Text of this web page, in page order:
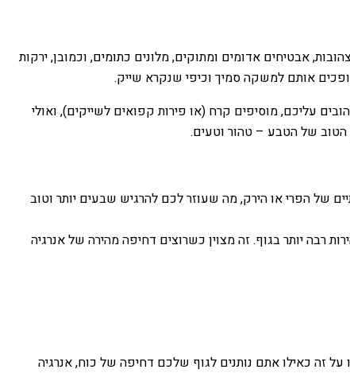
אבטיחים אדומים ומתוקים, מלונים כתומים, וכמובן, ירקות
אותם למשקה סמיך וכיפי שנקרא שייק.
עליכם, מוסיפים קרח (או פירות קפואים לשייקים), ואולי
הטוב של הטבע – טהור וטעים.
של הפרי או הירק, מה שעוזר לכם להרגיש שבעים יותר וטוב
רבה יותר בגוף. זה מצוין כשרוצים דחיפה מהירה של אנרגיה
זה כאילו אתם נותנים לגוף שלכם דחיפה של כוח, אנרגיה